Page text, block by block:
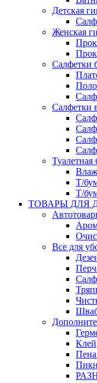
Детская
Женская
Салфетки
Салфетки
Туалетная
Т/
Т/
ТОВАРЫ ДЛЯ
Все для
Клей